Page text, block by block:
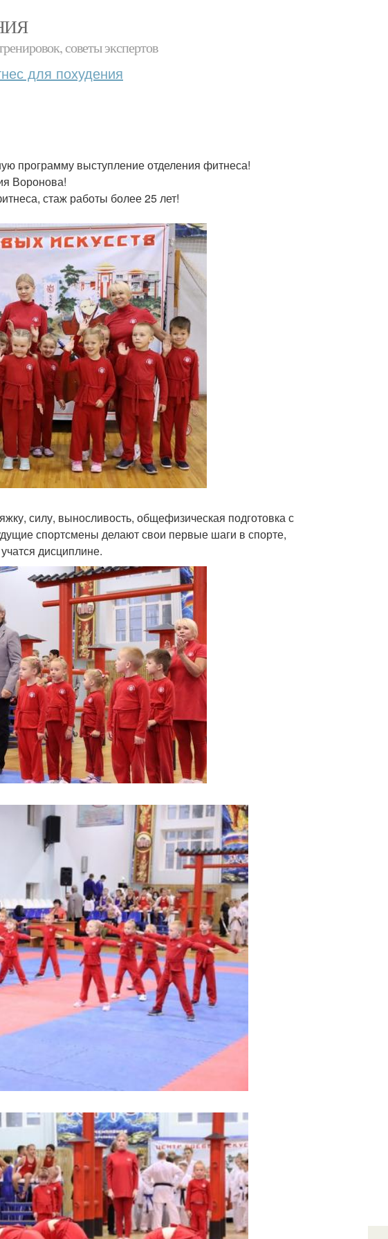
советы экспертов
для похудения
программу выступление отделения фитнеса!
Воронова!
стаж работы более 25 лет!
силу, выносливость, общефизическая подготовка с
спортсмены делают свои первые шаги в спорте,
дисциплине.